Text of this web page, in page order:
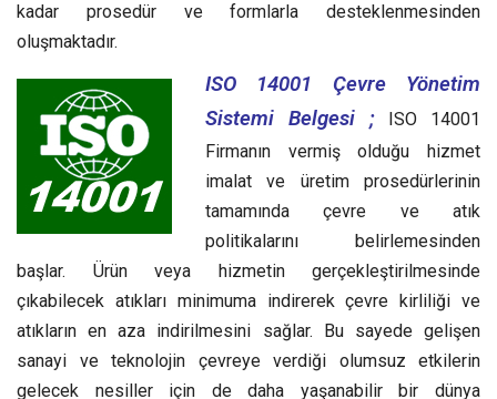
kadar prosedür ve formlarla desteklenmesinden
oluşmaktadır.
ISO 14001 Çevre Yönetim
Sistemi Belgesi ;
ISO 14001
Firmanın vermiş olduğu hizmet
imalat ve üretim prosedürlerinin
tamamında çevre ve atık
politikalarını belirlemesinden
başlar. Ürün veya hizmetin gerçekleştirilmesinde
çıkabilecek atıkları minimuma indirerek çevre kirliliği ve
atıkların en aza indirilmesini sağlar. Bu sayede gelişen
sanayi ve teknolojin çevreye verdiği olumsuz etkilerin
gelecek nesiller için de daha yaşanabilir bir dünya